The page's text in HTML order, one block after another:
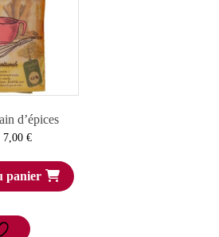
d’épices
7,00€
panier